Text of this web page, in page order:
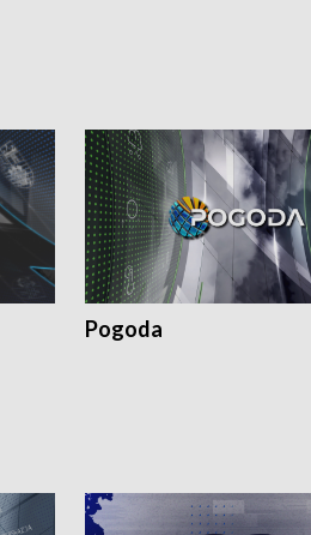
Pogoda